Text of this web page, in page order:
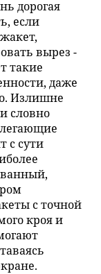
дорогая
если
вырез -
такие
даже
Излишне
словно
с сути
с точной
кроя и